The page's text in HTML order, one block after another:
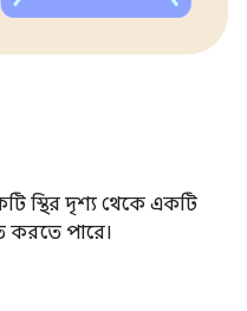
স্থির দৃশ্য থেকে একটি
করতে পারে।